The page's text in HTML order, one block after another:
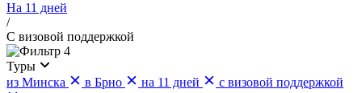
На 11 дней
/
С визовой поддержкой
4
Туры
из Минска
в Брно на 11 дней с визовой поддержкой